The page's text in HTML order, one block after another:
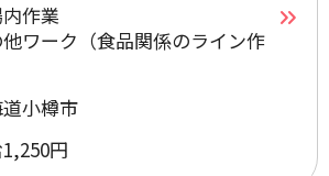
作業
ワーク（食品関係のライン作
小樽市
円